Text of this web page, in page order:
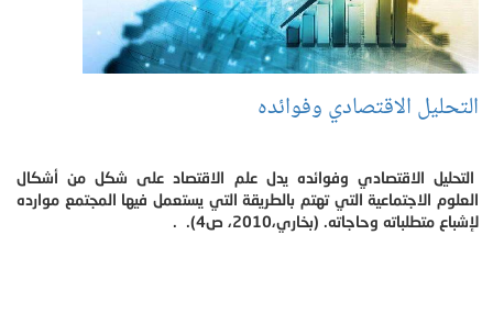
التحليل الاقتصادي وفوائده
التحليل الاقتصادي وفوائده يدل علم الاقتصاد على شكل من أشكال
العلوم الاجتماعية التي تهتم بالطريقة التي يستعمل فيها المجتمع موارده
لإشباع متطلباته وحاجاته. (بخاري،2010، ص4). .